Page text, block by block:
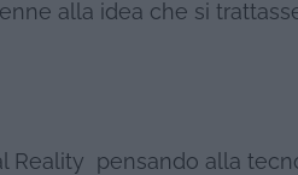
alla idea che si
Reality pensando alla